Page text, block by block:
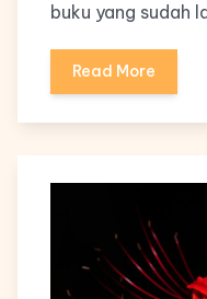
buku yang sudah
Read More